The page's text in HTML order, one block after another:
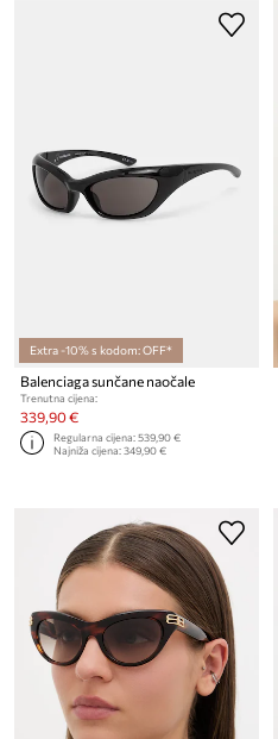
Extra -10% s kodom: OFF*
Balenciaga sunčane naočale
Trenutna cijena:
339,90 €
Regularna cijena:539,90 €
Najniža cijena:349,90 €